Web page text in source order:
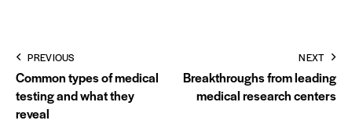
PREVIOUS
Common types of medical
testing and what they
reveal
NEXT
Breakthroughs from leading
medical research centers